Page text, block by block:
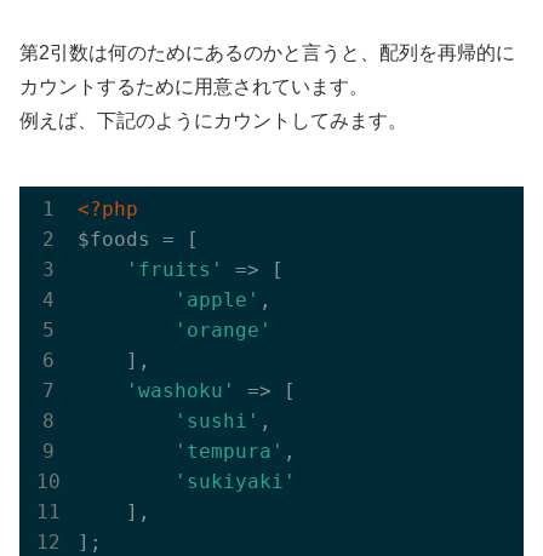
第2引数は何のためにあるのかと言うと、配列を再帰的に
カウントするために用意されています。
例えば、下記のようにカウントしてみます。
<?php
$foods = [
'fruits'
=> [
'apple' ,
'orange'
    ],
'washoku'
=> [
'sushi' ,
'tempura' ,
'sukiyaki'
    ],
];